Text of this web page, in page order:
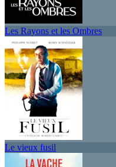
Les Rayons et les Ombres
Le vieux fusil